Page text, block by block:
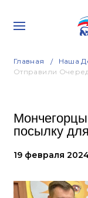
Главная Наша
Отправили
посылку
19 февраля